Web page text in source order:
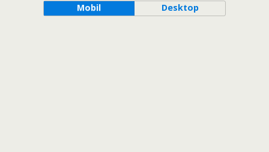
Mobil Desktop